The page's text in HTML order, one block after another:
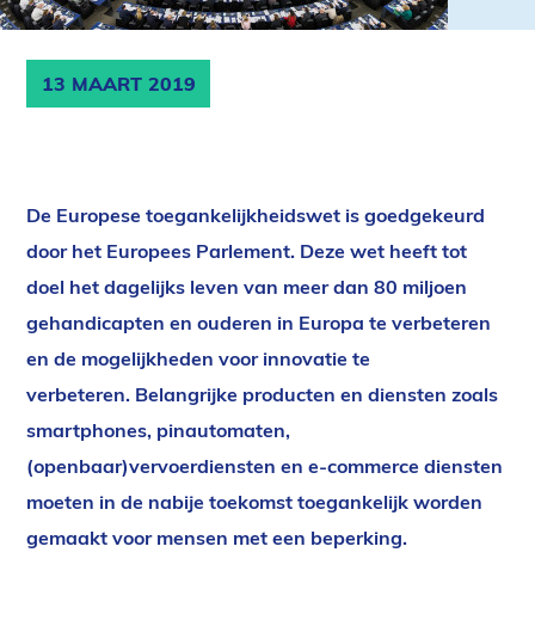
13 MAART 2019
De Europese toegankelijkheidswet is goedgekeurd
door het Europees Parlement. Deze wet heeft tot
doel het dagelijks leven van meer dan 80 miljoen
gehandicapten en ouderen in Europa te verbeteren
en de mogelijkheden voor innovatie te
verbeteren. Belangrijke producten en diensten zoals
smartphones, pinautomaten,
(openbaar)vervoerdiensten en e-commerce diensten
moeten in de nabije toekomst toegankelijk worden
gemaakt voor mensen met een beperking.